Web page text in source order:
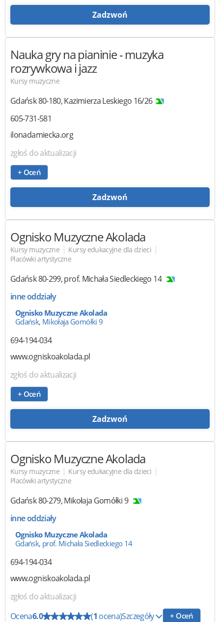
Zadzwoń
Nauka gry na pianinie- muzyka
rozrywkowa i jazz
Kursy muzyczne
Gdańsk80-180,Kazimierza Leskiego 16/26
605-731-581
ilonadamiecka.org
zgłoś do aktualizacji
+ Oceń
Zadzwoń
Ognisko Muzyczne Akolada
Kursy muzyczne | Kursy edukacyjne dla dzieci |
Placówki artystyczne
Gdańsk80-299,prof. Michała Siedleckiego 14
inne oddziały
Ognisko Muzyczne Akolada
Gdańsk, Mikołaja Gomółki 9
694-194-034
www.ogniskoakolada.pl
zgłoś do aktualizacji
+ Oceń
Zadzwoń
Ognisko Muzyczne Akolada
Kursy muzyczne | Kursy edukacyjne dla dzieci |
Placówki artystyczne
Gdańsk80-279,Mikołaja Gomółki 9
inne oddziały
Ognisko Muzyczne Akolada
Gdańsk, prof. Michała Siedleckiego 14
694-194-034
www.ogniskoakolada.pl
zgłoś do aktualizacji
Ocena6.0 (1 ocena)Szczegóły + Oceń